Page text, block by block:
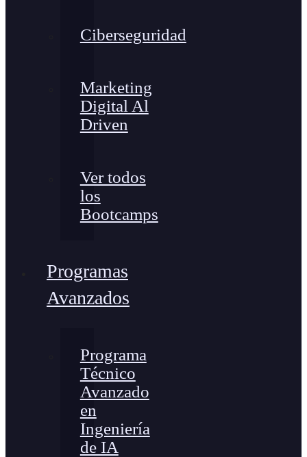
Ciberseguridad
Marketing
Digital Al
Driven
Ver todos
los
Bootcamps
Programas
Avanzados
Programa
Técnico
Avanzado
en
Ingeniería
de IA